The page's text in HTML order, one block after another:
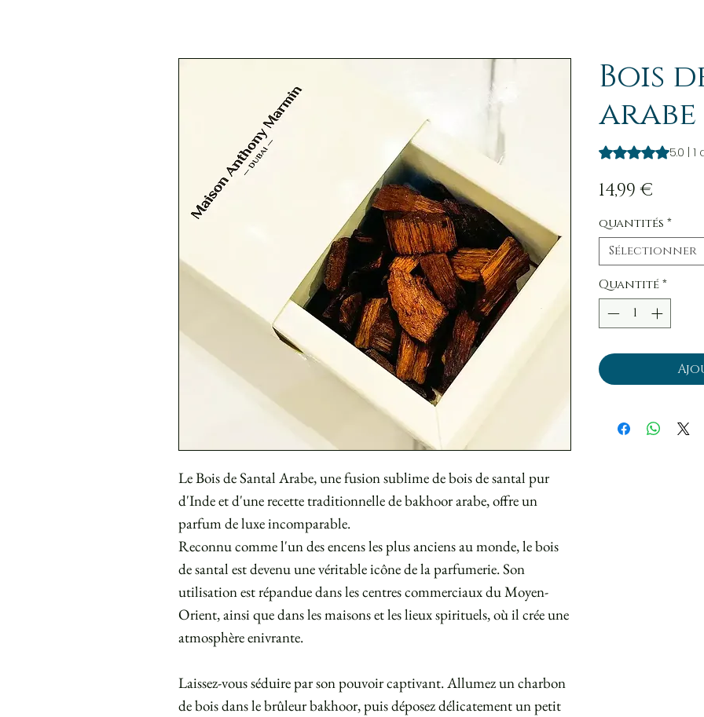
Le Bois de Santal Arabe, une fusion sublime de bois de santal pur
d'Inde et d'une recette traditionnelle de bakhoor arabe, offre un
parfum de luxe incomparable.
Reconnu comme l'un des encens les plus anciens au monde, le bois
de santal est devenu une véritable icône de la parfumerie. Son
utilisation est répandue dans les centres commerciaux du Moyen-
Orient, ainsi que dans les maisons et les lieux spirituels, où il crée une
atmosphère enivrante.
Laissez-vous séduire par son pouvoir captivant. Allumez un charbon
de bois dans le brûleur bakhoor, puis déposez délicatement un petit
Bois
arabe
La note est de 5.0
5.0 | 1
14,99 €
quantités *
Sélectionner
Quantité*